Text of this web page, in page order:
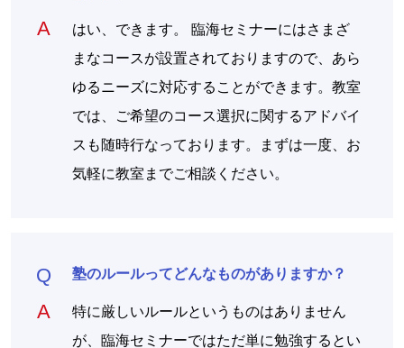
はい、できます。 臨海セミナーにはさまざ
まなコースが設置されておりますので、あら
ゆるニーズに対応することができます。教室
では、ご希望のコース選択に関するアドバイ
スも随時行なっております。まずは一度、お
気軽に教室までご相談ください。
塾のルールってどんなものがありますか？
特に厳しいルールというものはありません
が、臨海セミナーではただ単に勉強するとい